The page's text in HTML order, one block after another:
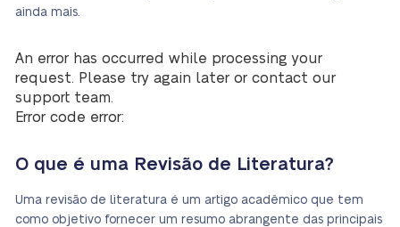
ainda mais.
An error has occurred while processing your
request. Please try again later or contact our
support team.
Error code error:
O que é uma Revisão de Literatura?
Uma revisão de literatura é um artigo acadêmico que tem
como objetivo fornecer um resumo abrangente das principais